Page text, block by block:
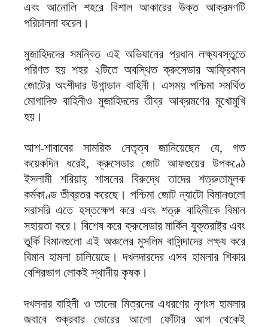
এবং আনোলি শহরে বিশাল আকারের উক্ত আক্রমণটি
পরিচালনা করেন।
মুজাহিদদের সমন্বিত এই অভিযানের প্রধান লক্ষ্যবস্তুতে
পরিণত হয় শহর ২টিতে অবস্থিত ক্রুসেডার আফ্রিকান
জোটের অংশীদার উগান্ডান বাহিনী। এসময় পশ্চিমা সমর্থিত
মোগাদিশু বাহিনীও মুজাহিদদের তীব্র আক্রমণের মুখোমুখি
হয়।
আশ-শাবাবের সামরিক নেতৃত্ব জানিয়েছেন যে, গত
কয়েকদিন ধরেই, ক্রুসেডার জোট আফগুয়ের উপকণ্ঠে
ইসলামী শরিয়াহ্ শাসনের বিরুদ্ধে তাদের শত্রুতামূলক
কর্মকাণ্ড তীব্রতর করেছে। পশ্চিমা জোট ন্যাটো বিমানগুলো
সরাসরি এতে হস্তক্ষেপ করে এবং শত্রু বাহিনীকে বিমান
সহায়তা করে। বিশেষ করে ক্রুসেডার মার্কিন যুক্তরাষ্ট্র এবং
তুর্কি বিমানগুলো এই অঞ্চলের মুসলিম বাসিন্দাদের লক্ষ্য করে
বিমান হামলা চালিয়েছে। দখলদারদের এসব হামলার শিকার
বেশিরভাগ লোকই স্থানীয় কৃষক।
দখলদার বাহিনী ও তাদের মিত্রদের এধরণের নৃশংস হামলার
জবাবে শুক্রবার ভোরের আলো ফোঁটার আগ থেকেই